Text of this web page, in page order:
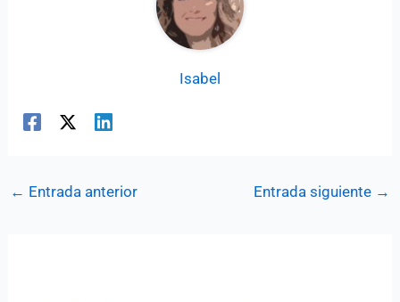
Isabel
← Entrada anterior Entrada siguiente →